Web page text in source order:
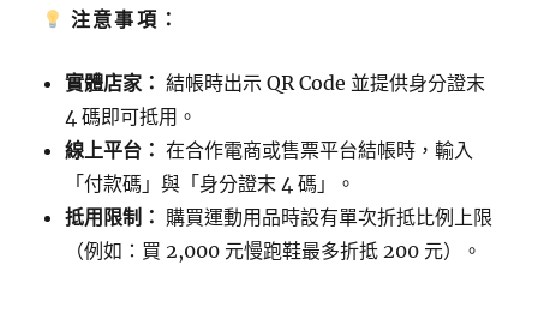
注意事項：
實體店家： 結帳時出示 QR Code 並提供身分證末
4 碼即可抵用。
線上平台： 在合作電商或售票平台結帳時，輸入
「付款碼」與「身分證末 4 碼」。
抵用限制： 購買運動用品時設有單次折抵比例上限
（例如：買 2,000 元慢跑鞋最多折抵 200 元）。